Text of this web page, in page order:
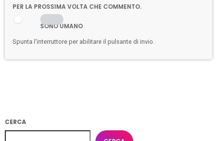
PER LA PROSSIMA VOLTA CHE COMMENTO.
SONO UMANO
Spunta l'interruttore per abilitare il pulsante di invio.
CERCA